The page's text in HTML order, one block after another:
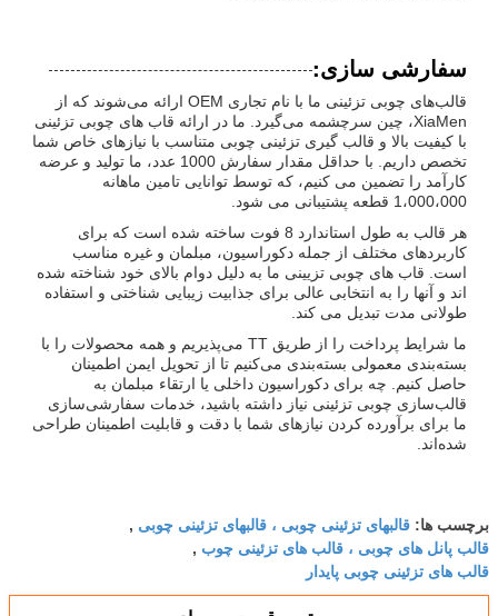
سفارشی سازی:
قالب‌های چوبی تزئینی ما با نام تجاری OEM ارائه می‌شوند که از
XiaMen، چین سرچشمه می‌گیرد. ما در ارائه قاب های چوبی تزئینی
با کیفیت بالا و قالب گیری تزئینی چوبی متناسب با نیازهای خاص شما
تخصص داریم. با حداقل مقدار سفارش 1000 عدد، ما تولید و عرضه
کارآمد را تضمین می کنیم، که توسط توانایی تامین ماهانه
1،000،000 قطعه پشتیبانی می شود.
هر قالب به طول استاندارد 8 فوت ساخته شده است که برای
کاربردهای مختلف از جمله دکوراسیون، مبلمان و غیره مناسب
است. قاب های چوبی تزیینی ما به دلیل دوام بالای خود شناخته شده
اند و آنها را به انتخابی عالی برای جذابیت زیبایی شناختی و استفاده
طولانی مدت تبدیل می کند.
ما شرایط پرداخت را از طریق TT می‌پذیریم و همه محصولات را با
بسته‌بندی معمولی بسته‌بندی می‌کنیم تا از تحویل ایمن اطمینان
حاصل کنیم. چه برای دکوراسیون داخلی یا ارتقاء مبلمان به
قالب‌سازی چوبی تزئینی نیاز داشته باشید، خدمات سفارشی‌سازی
ما برای برآورده کردن نیازهای شما با دقت و قابلیت اطمینان طراحی
شده‌اند.
برچسب ها: قالبهای تزئینی چوبی ، قالبهای تزئینی چوبی ,
قالب پانل های چوبی ، قالب های تزئینی چوب ,
قالب های تزئینی چوبی پایدار